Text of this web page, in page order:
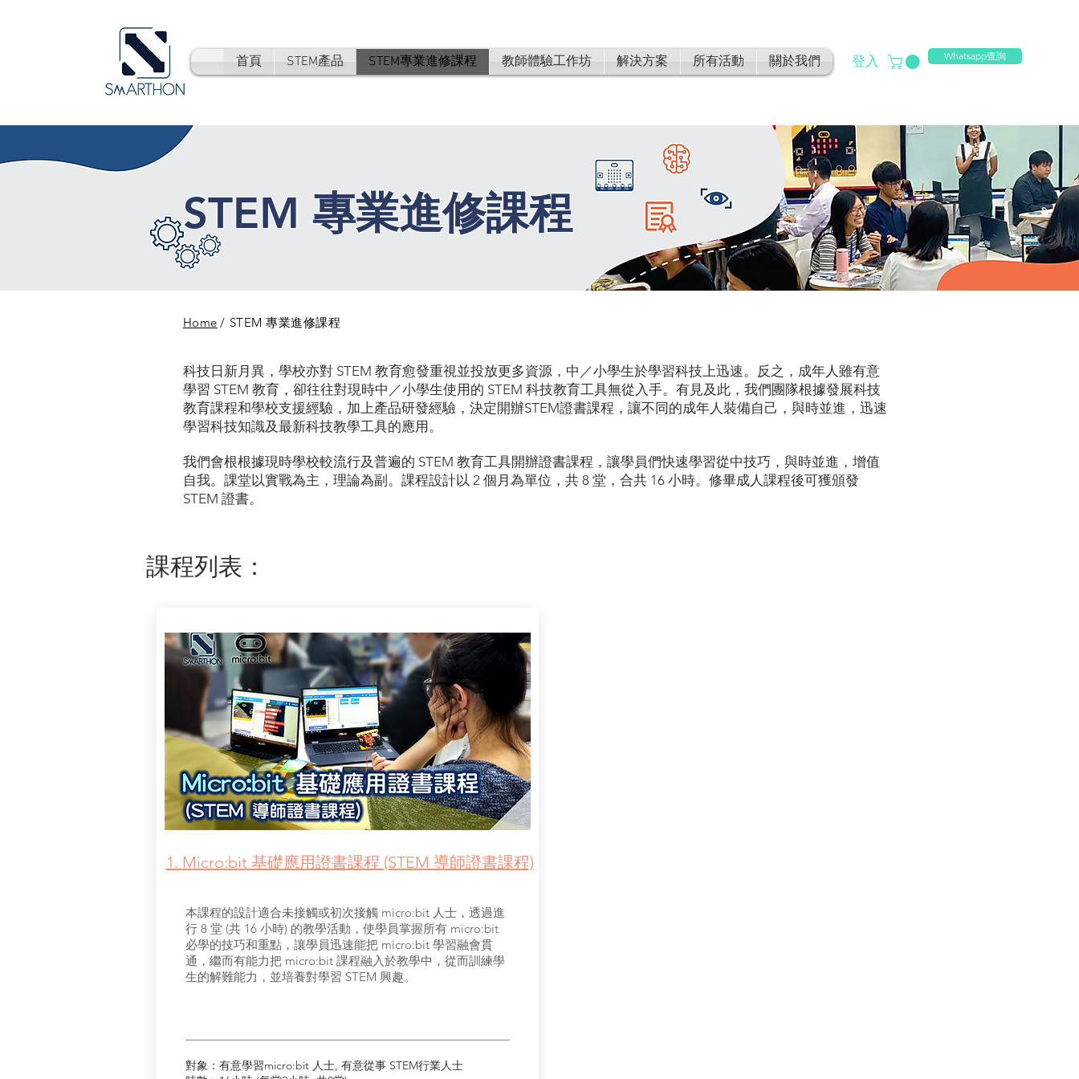
首頁 STEM產品 STEM專業進修課程 教師體驗工作坊 解決方案 所有活動 關於我們 登入 Whatsapp查詢
​STEM 專業進修課程
Home / STEM 專業進修課程
科技日新月異，學校亦對 STEM 教育愈發重視並投放更多資源，中／小學生於學習科技上迅速。反之，成年人雖有意
學習 STEM 教育，卻往往對現時中／小學生使用的 STEM 科技教育工具無從入手。有見及此，我們團隊根據發展科技
教育課程和學校支援經驗，加上產品研發經驗，決定開辦STEM證書課程，讓不同的成年人裝備自己，與時並進，迅速
學習科技知識及最新科技教學工具的應用。
​我們會根根據現時學校較流行及普遍的 STEM 教育工具開辦證書課程，讓學員們快速學習從中技巧，與時並進，增值
自我。課堂以實戰為主，理論為副。課程設計以 2 個月為單位，共 8 堂，合共 16 小時。修畢成人課程後可獲頒發
STEM 證書。
​課程列表：
1. Micro:bit 基礎應用證書課程 (STEM 導師證書課程)
本課程的設計適合未接觸或初次接觸 micro:bit 人士，透過進
行 8 堂 (共 16 小時) 的教學活動，使學員掌握所有 micro:bit
必學的技巧和重點，讓學員迅速能把 micro:bit 學習融會貫
通，繼而有能力把 micro:bit 課程融入於教學中，從而訓練學
生的解難能力，並培養對學習 STEM 興趣。
對象：有意學習micro:bit 人士, 有意從事 STEM行業人士